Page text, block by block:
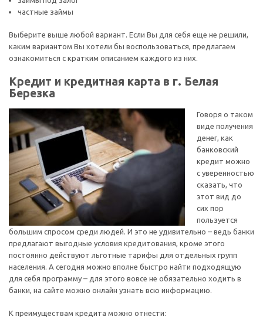
частные займы
Выберите выше любой вариант. Если Вы для себя еще не решили,
каким вариантом Вы хотели бы воспользоваться, предлагаем
ознакомиться с кратким описанием каждого из них.
Кредит и кредитная карта в г. Белая
Березка
Говоря о таком
виде получения
денег, как
банковский
кредит можно
с уверенностью
сказать, что
этот вид до
сих пор
пользуется
большим спросом среди людей. И это не удивительно – ведь банки
предлагают выгодные условия кредитования, кроме этого
постоянно действуют льготные тарифы для отдельных групп
населения. А сегодня можно вполне быстро найти подходящую
для себя программу – для этого вовсе не обязательно ходить в
банки, на сайте можно онлайн узнать всю информацию.
К преимуществам кредита можно отнести: